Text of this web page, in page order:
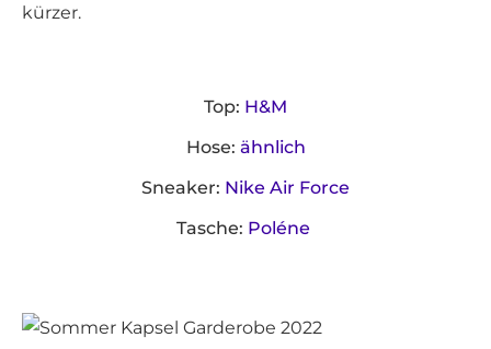
kürzer.
Top: H&M
Hose: ähnlich
Sneaker: Nike Air Force
Tasche: Poléne